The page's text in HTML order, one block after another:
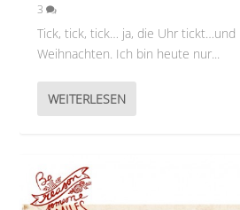
3
Tick, tick, tick… ja, die Uhr tickt…und
Weihnachten. Ich bin heute nur...
WEITERLESEN